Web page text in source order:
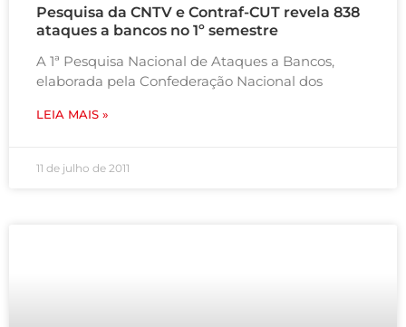
Pesquisa da CNTV e Contraf-CUT revela 838
ataques a bancos no 1º semestre
A 1ª Pesquisa Nacional de Ataques a Bancos,
elaborada pela Confederação Nacional dos
LEIA MAIS »
11 de julho de 2011